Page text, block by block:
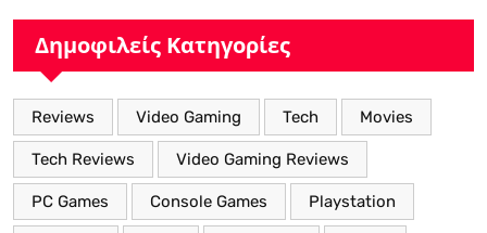
Δημοφιλείς Κατηγορίες
Reviews Video Gaming Tech Movies
Tech Reviews Video Gaming Reviews
PC Games Console Games Playstation